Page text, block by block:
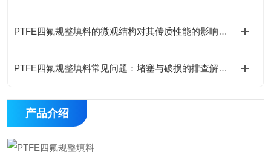
PTFE四氟规整填料的微观结构对其传质性能的影响机制​
PTFE四氟规整填料常见问题：堵塞与破损的排查解决方法
产品介绍